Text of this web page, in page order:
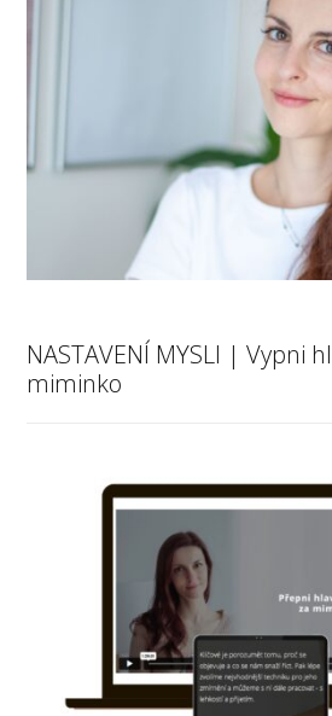
NASTAVENÍ MYSLI | Vypni
miminko